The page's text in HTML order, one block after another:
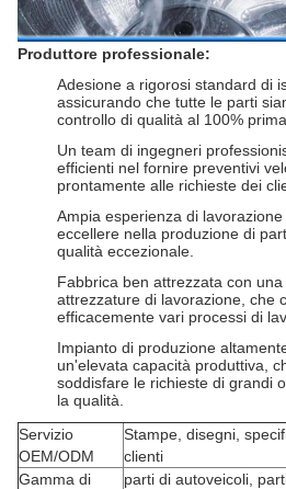
Produttore professionale:
Adesione a rigorosi standard di
assicurando che tutte le parti
controllo di qualità al 100%
Un team di ingegneri
efficienti nel fornire preventivi
prontamente alle richieste dei
Ampia esperienza di
eccellere nella produzione di
qualità eccezionale.
Fabbrica ben attrezzata con
attrezzature di lavorazione, che
efficacemente vari processi di
Impianto di produzione
un'elevata capacità produttiva,
soddisfare le richieste di grandi
la qualità.
Servizio
OEM/ODM
Stampe, disegni,
clienti
Gamma di
parti di autoveicoli,